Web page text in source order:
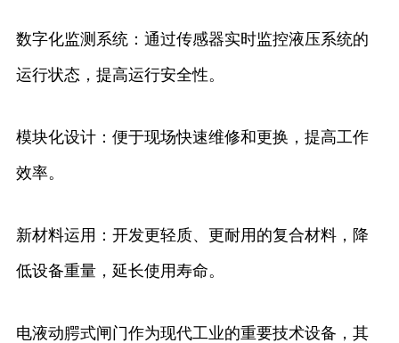
数字化监测系统：通过传感器实时监控液压系统的
运行状态，提高运行安全性。
模块化设计：便于现场快速维修和更换，提高工作
效率。
新材料运用：开发更轻质、更耐用的复合材料，降
低设备重量，延长使用寿命。
电液动腭式闸门作为现代工业的重要技术设备，其